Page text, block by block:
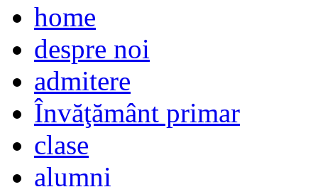
home
despre noi
admitere
Învăţământ primar
clase
alumni